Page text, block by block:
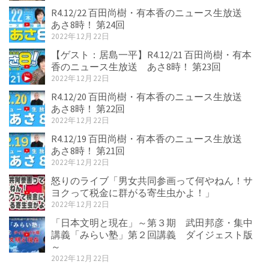
R4.12/22 百田尚樹・有本香のニュース生放送
あさ8時！ 第24回
2022年12月22日
【ゲスト：居島一平】R4.12/21 百田尚樹・有本
香のニュース生放送 あさ8時！ 第23回
2022年12月22日
R4.12/20 百田尚樹・有本香のニュース生放送
あさ8時！ 第22回
2022年12月22日
R4.12/19 百田尚樹・有本香のニュース生放送
あさ8時！ 第21回
2022年12月22日
怒りのライブ「男女共同参画って何やねん！サ
ヨクって税金に群がる寄生虫かよ！」
2022年12月22日
「日本文明と現在」～第３期 武田邦彦・集中
講義「みらい塾」第２回講義 ダイジェスト版
～
2022年12月22日